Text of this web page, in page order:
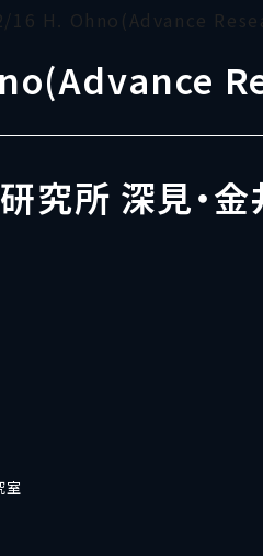
16 H. Ohno(Advance
究所 深見・
室